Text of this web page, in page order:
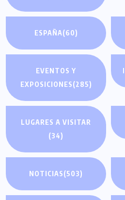
ESPAÑA(60)
EVENTOS Y
EXPOSICIONES(285)
LUGARES A VISITAR
(34)
NOTICIAS(503)